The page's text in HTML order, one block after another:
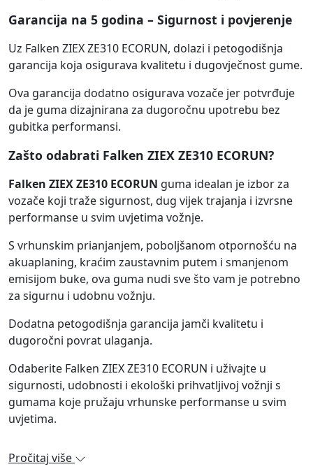
Garancija na 5 godina – Sigurnost i povjerenje
Uz Falken ZIEX ZE310 ECORUN, dolazi i petogodišnja
garancija koja osigurava kvalitetu i dugovječnost gume.
Ova garancija dodatno osigurava vozače jer potvrđuje
da je guma dizajnirana za dugoročnu upotrebu bez
gubitka performansi.
Zašto odabrati Falken ZIEX ZE310 ECORUN?
Falken ZIEX ZE310 ECORUN guma idealan je izbor za
vozače koji traže sigurnost, dug vijek trajanja i izvrsne
performanse u svim uvjetima vožnje.
S vrhunskim prianjanjem, poboljšanom otpornošću na
akuaplaning, kraćim zaustavnim putem i smanjenom
emisijom buke, ova guma nudi sve što vam je potrebno
za sigurnu i udobnu vožnju.
Dodatna petogodišnja garancija jamči kvalitetu i
dugoročni povrat ulaganja.
Odaberite Falken ZIEX ZE310 ECORUN i uživajte u
sigurnosti, udobnosti i ekološki prihvatljivoj vožnji s
gumama koje pružaju vrhunske performanse u svim
uvjetima.
Pročitaj više